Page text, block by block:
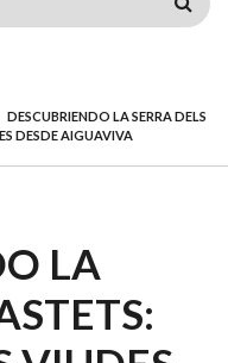
DESCUBRIENDO LA SERRA DELS
DESDE AIGUAVIVA
LA